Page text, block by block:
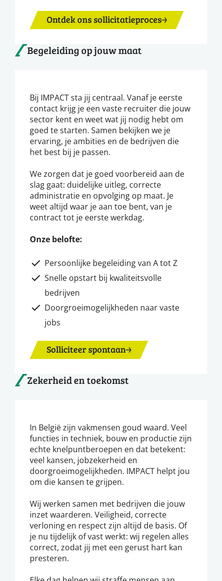
Ontdek ons sollicitatieproces
Begeleiding op jouw maat
Bij IMPACT sta jij centraal. Vanaf je eerste
contact krijg je een vaste recruiter die jouw
sector kent en weet wat jij nodig hebt om
goed te starten. Samen bekijken we je
ervaring, je ambities en de bedrijven die
het best bij je passen.
We zorgen dat je goed voorbereid aan de
slag gaat: duidelijke uitleg, correcte
administratie en opvolging op maat. Je
weet altijd waar je aan toe bent, van je
contract tot je eerste werkdag.
Onze belofte:
Persoonlijke begeleiding van A tot Z
Snelle opstart bij kwaliteitsvolle
bedrijven
Doorgroeimogelijkheden naar vaste
jobs
Solliciteer spontaan
Zekerheid en toekomst
In België zijn vakmensen goud waard. Veel
functies in techniek, bouw en productie zijn
echte knelpuntberoepen en dat betekent:
veel kansen, jobzekerheid en
doorgroeimogelijkheden. IMPACT helpt jou
om die kansen te grijpen.
Wij werken samen met bedrijven die jouw
inzet waarderen. Veiligheid, correcte
verloning en respect zijn altijd de basis. Of
je nu tijdelijk of vast werkt: wij regelen alles
correct, zodat jij met een gerust hart kan
presteren.